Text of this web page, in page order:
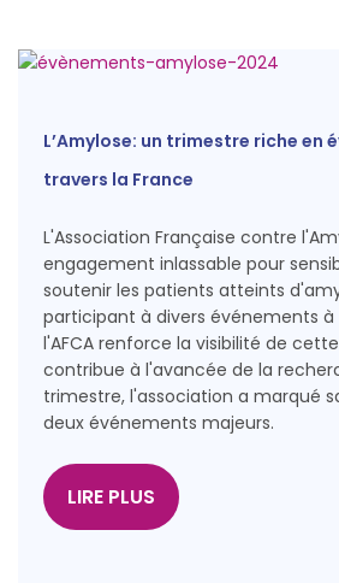
L’Amylose: un trimestre riche en
travers la France
L'Association Française contre
engagement inlassable pour
soutenir les patients atteints
participant à divers événements à
l'AFCA renforce la visibilité de
contribue à l'avancée de la
trimestre, l'association a marqué
deux événements majeurs.
LIRE PLUS